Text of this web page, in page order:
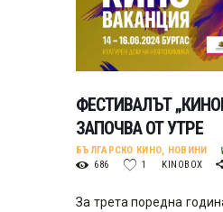
ИНТЕРВЮТА
ЗА НАС
ФЕСТИВАЛЪТ
ЗАПОЧВА ОТ УТРЕ
БЪЛГАРСКО КИНО, НОВИНИ
686
1 KINOBOX
За трета поредна